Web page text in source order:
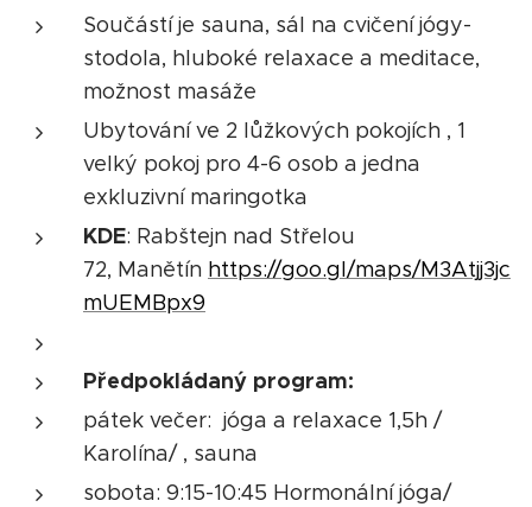
Součástí je sauna, sál na cvičení jógy-
stodola, hluboké relaxace a meditace,
možnost masáže
Ubytování ve 2 lůžkových pokojích , 1
velký pokoj pro 4-6 osob a jedna
exkluzivní maringotka
KDE: Rabštejn nad Střelou
72, Manětín https://goo.gl/maps/M3Atjj3jc
mUEMBpx9
Předpokládaný program:
pátek večer: jóga a relaxace 1,5h /
Karolína/ , sauna
sobota: 9:15-10:45 Hormonální jóga/